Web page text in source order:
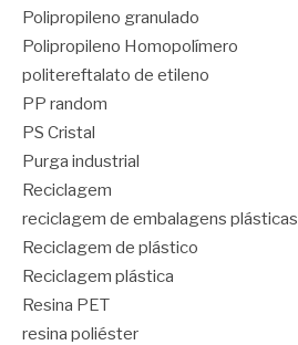
Polipropileno granulado
Polipropileno Homopolímero
politereftalato de etileno
PP random
PS Cristal
Purga industrial
Reciclagem
reciclagem de embalagens plásticas
Reciclagem de plástico
Reciclagem plástica
Resina PET
resina poliéster